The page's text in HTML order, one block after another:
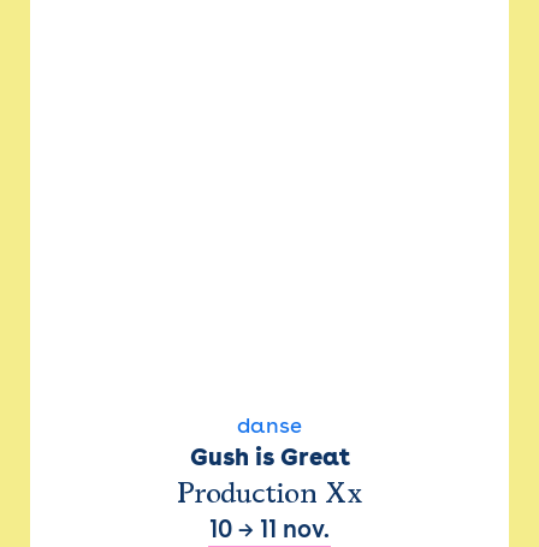
danse
Gush is Great
Production Xx
10 → 11 nov.